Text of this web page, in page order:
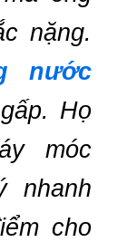
nặng.
nước
Họ
móc
nhanh
cho